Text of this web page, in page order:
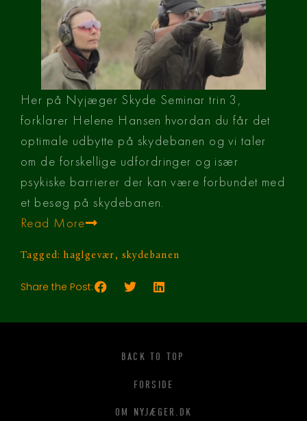
Her på Nyjæger Skyde Seminar trin 3,
forklarer Helene Hansen hvordan du får det
optimale udbytte på skydebanen og vi taler
om de forskellige udfordringer og især
psykiske barrierer der kan være forbundet med
et besøg på skydebanen.
Read More
Tagged:haglgevær , skydebanen
Share the Post:
BACK TO TOP
FORSIDE
OM NYJÆGER.DK